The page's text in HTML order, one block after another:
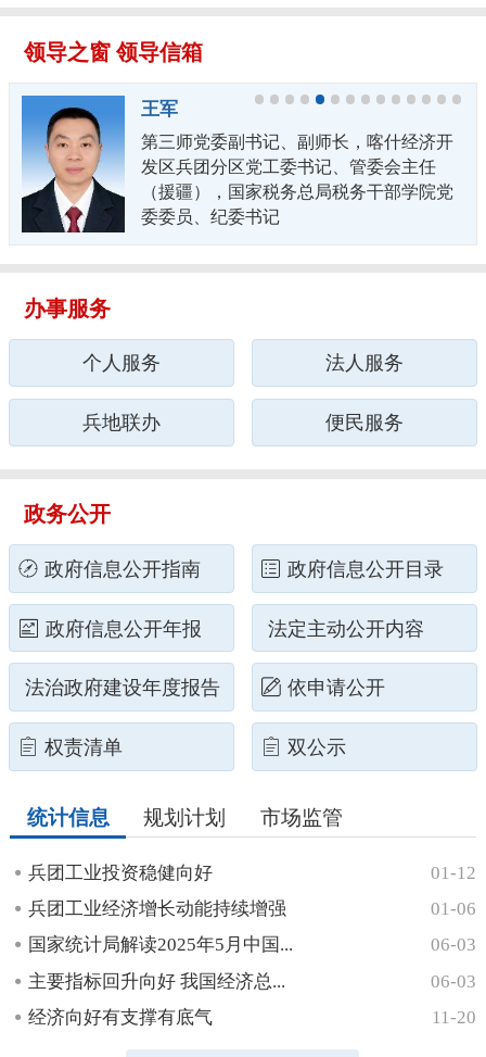
领导之窗 领导信箱
王军
第三师党委副书记、副师长，喀什经济开
发区兵团分区党工委书记、管委会主任
（援疆），国家税务总局税务干部学院党
委委员、纪委书记
办事服务
个人服务 法人服务
兵地联办 便民服务
政务公开
政府信息公开指南 政府信息公开目录
政府信息公开年报 法定主动公开内容
法治政府建设年度报告 依申请公开
权责清单 双公示
统计信息 规划计划 市场监管
兵团工业投资稳健向好
01-12
兵团工业经济增长动能持续增强
01-06
国家统计局解读2025年5月中国...
06-03
主要指标回升向好 我国经济总...
06-03
经济向好有支撑有底气
11-20